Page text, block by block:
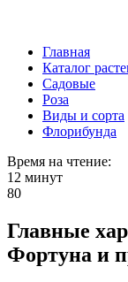
Главная
Каталог
Садовые
Роза
Виды и сорта
Флорибунда
Время на чтение:
12 минут
80
Главные
Фортуна и